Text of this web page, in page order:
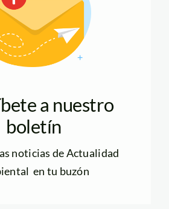
a nuestro
boletín
noticias de Actualidad
en tu buzón